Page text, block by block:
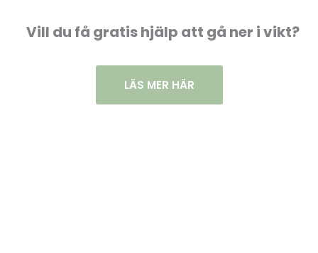
Vill du få gratis hjälp att gå ner i vikt?
LÄS MER HÄR